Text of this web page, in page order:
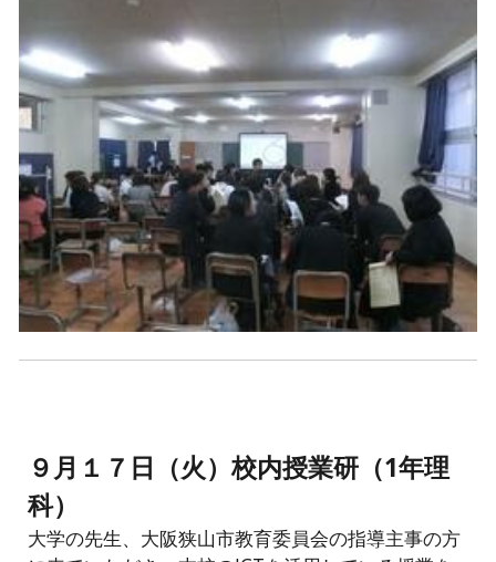
９月１７日（火）校内授業研（1年理
科）
大学の先生、大阪狭山市教育委員会の指導主事の方